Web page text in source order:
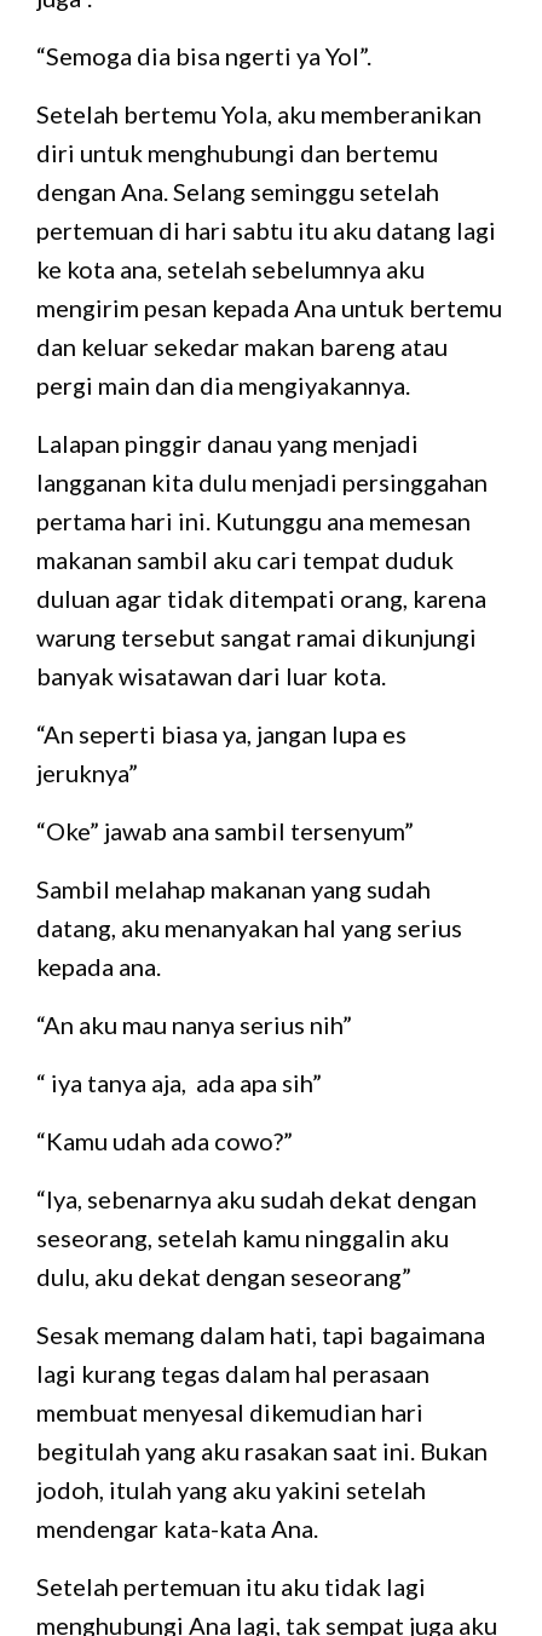
“Semoga dia bisa ngerti ya Yol”.
Setelah bertemu Yola, aku memberanikan
diri untuk menghubungi dan bertemu
dengan Ana. Selang seminggu setelah
pertemuan di hari sabtu itu aku datang lagi
ke kota ana, setelah sebelumnya aku
mengirim pesan kepada Ana untuk bertemu
dan keluar sekedar makan bareng atau
pergi main dan dia mengiyakannya.
Lalapan pinggir danau yang menjadi
langganan kita dulu menjadi persinggahan
pertama hari ini. Kutunggu ana memesan
makanan sambil aku cari tempat duduk
duluan agar tidak ditempati orang, karena
warung tersebut sangat ramai dikunjungi
banyak wisatawan dari luar kota.
“An seperti biasa ya, jangan lupa es
jeruknya”
“Oke” jawab ana sambil tersenyum”
Sambil melahap makanan yang sudah
datang, aku menanyakan hal yang serius
kepada ana.
“An aku mau nanya serius nih”
“ iya tanya aja, ada apa sih”
“Kamu udah ada cowo?”
“Iya, sebenarnya aku sudah dekat dengan
seseorang, setelah kamu ninggalin aku
dulu, aku dekat dengan seseorang”
Sesak memang dalam hati, tapi bagaimana
lagi kurang tegas dalam hal perasaan
membuat menyesal dikemudian hari
begitulah yang aku rasakan saat ini. Bukan
jodoh, itulah yang aku yakini setelah
mendengar kata-kata Ana.
Setelah pertemuan itu aku tidak lagi
menghubungi Ana lagi, tak sempat juga aku